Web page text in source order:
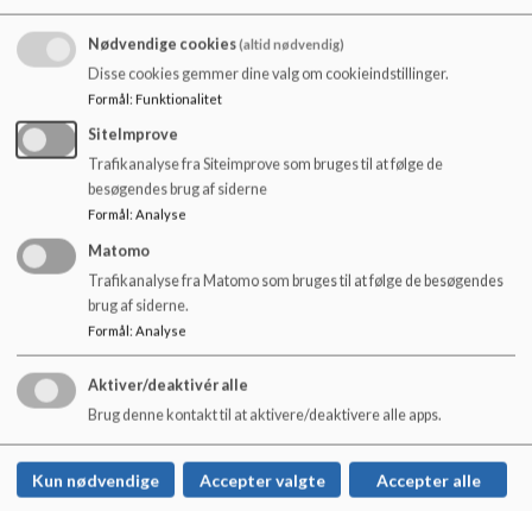
l
Skolebestyrelsen pr. 1.8. 2026
Der har været valg til skolebestyrelsen på Ådalskolen,
og skolebestyrelsen ser således ud pr. 1.8.2026:
Abir Azzam Forældre rep.
Maja Carroll Forældre rep.
Ådalskolen Skive
Dalgas Allé 22
aadalskolen@skivekommune.dk
+45 9915 3400
EAN NR. 5790000402205
Nødvendige cookies(altid nødvendig)
Disse cookies gemmer dine valg om cookieindstillinger.
Formål: Funktionalitet
SiteImprove
Trafikanalyse fra Siteimprove som bruges til at følge de
besøgendes brug af siderne
Formål : Analyse
Matomo
Trafikanalyse fra Matomo som bruges til at følge de besøgendes
brug af siderne.
Formål: Analyse
Aktiver/deaktivér alle
Brug denne kontakt til at aktivere/deaktivere alle apps.
Kun nødvendige Accepter valgte Accepter alle